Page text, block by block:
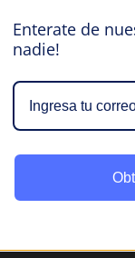
deportivas, la
de los Dallas
figura de
Enterate de
nadie!